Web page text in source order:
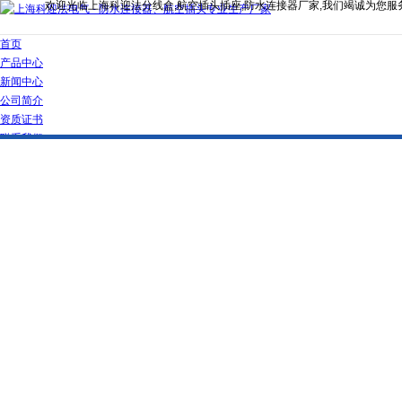
欢迎光临上海科迎法分线盒,航空插头插座,防水连接器厂家,我们竭诚为您服
首页
产品中心
新闻中心
公司简介
资质证书
联系我们